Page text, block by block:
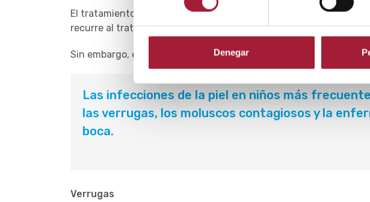
Denegar
El tratamiento del virus del herpes simple suele ir dirigido a aliviar
recurre al tratamiento antiviral en niños pequeños.
Sin embargo, el herpes bucal en niñospuede complicarse si hay
Las infecciones de la piel en niños más
las verrugas, los moluscos contagiosos y la
boca.
Verrugas